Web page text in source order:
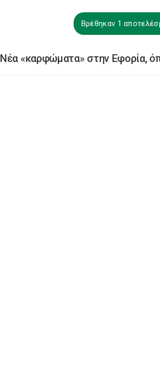
Βρέθηκαν 1
Νέα «καρφώματα» στην Εφορία,